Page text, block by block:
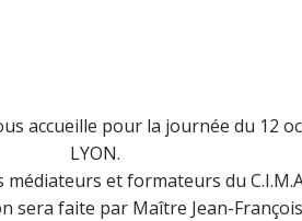
accueille pour la journée du 12
LYON.
et formateurs du
faite par Maître Jean-François